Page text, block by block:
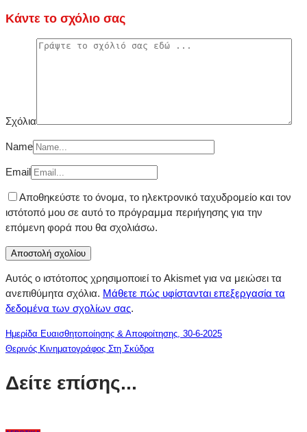
Κάντε το σχόλιο σας
Σχόλια
Name
Email
Αποθηκεύστε το όνομα, το ηλεκτρονικό ταχυδρομείο και τον
ιστότοπό μου σε αυτό το πρόγραμμα περιήγησης για την
επόμενη φορά που θα σχολιάσω.
Αυτός ο ιστότοπος χρησιμοποιεί το Akismet για να μειώσει τα
ανεπιθύμητα σχόλια. Μάθετε πώς υφίστανται επεξεργασία τα
δεδομένα των σχολίων σας.
Ημερίδα Ευαισθητοποίησης & Αποφοίτησης, 30-6-2025
Θερινός Κινηματογράφος Στη Σκύδρα
Δείτε επίσης...